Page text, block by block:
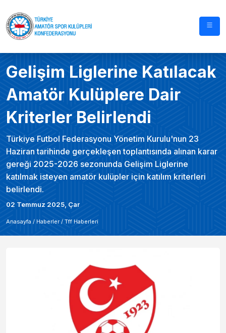
Gelişim Liglerine Katılacak
Amatör Kulüplere Dair
Kriterler Belirlendi
Türkiye Futbol Federasyonu Yönetim Kurulu'nun 23
Haziran tarihinde gerçekleşen toplantısında alınan karar
gereği 2025-2026 sezonunda Gelişim Liglerine
katılmak isteyen amatör kulüpler için katılım kriterleri
belirlendi.
02 Temmuz 2025, Çar
Anasayfa / Haberler/ Tff Haberleri